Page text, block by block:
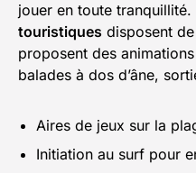
jouer en toute tranquillité.
touristiques disposent
proposent des
balades à dos d’âne,
Aires de jeux sur la
Initiation au surf pour